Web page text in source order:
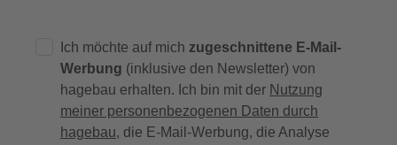
Ich möchte auf mich zugeschnittene E-Mail-
Werbung (inklusive den Newsletter) von
hagebau erhalten. Ich bin mit der Nutzung
meiner personenbezogenen Daten durch
hagebau, die E-Mail-Werbung, die Analyse